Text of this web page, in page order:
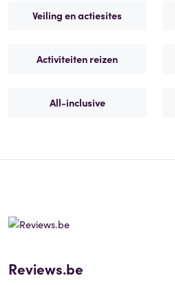
Veiling en actiesites
Activiteiten reizen
All-inclusive
Reviews.be